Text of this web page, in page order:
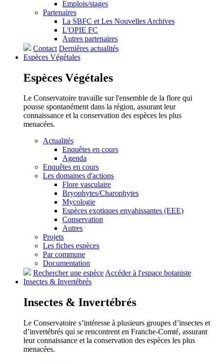
Emplois/stages
Partenaires
La SBFC et Les Nouvelles Archives
L'OPIE FC
Autres partenaires
Contact Dernières actualités
Espèces Végétales
Espèces Végétales
Le Conservatoire travaille sur l'ensemble de la flore qui
pousse spontanément dans la région, assurant leur
connaissance et la conservation des espèces les plus
menacées.
Actualités
Enquêtes en cours
Agenda
Enquêtes en cours
Les domaines d'actions
Flore vasculaire
Bryophytes/Charophytes
Mycologie
Espèces exotiques envahissantes (EEE)
Conservation
Autres
Projets
Les fiches espèces
Par commune
Documentation
Rechercher une espèceAccéder à l'espace botaniste
Insectes & Invertébrés
Insectes & Invertébrés
Le Conservatoire s’intéresse à plusieurs groupes d’insectes et
d’invertébrés qui se rencontrent en Franche-Comté, assurant
leur connaissance et la conservation des espèces les plus
menacées.